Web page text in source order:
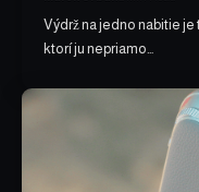
Výdrž na jedno nabitie
ktorí ju nepriamo…